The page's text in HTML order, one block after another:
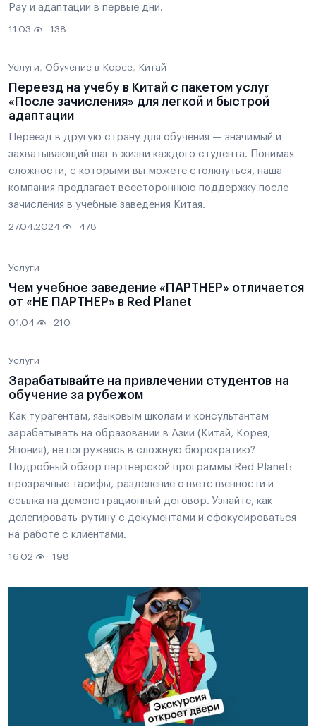
Pay и адаптации в первые дни.
11.03 138
Услуги Обучение в Корее Китай
Переезд на учебу в Китай с пакетом услуг
«После зачисления» для легкой и быстрой
адаптации
Переезд в другую страну для обучения — значимый и
захватывающий шаг в жизни каждого студента. Понимая
сложности, с которыми вы можете столкнуться, наша
компания предлагает всестороннюю поддержку после
зачисления в учебные заведения Китая.
27.04.2024 478
Услуги
Чем учебное заведение «ПАРТНЕР» отличается
от «НЕ ПАРТНЕР» в Red Planet
01.04 210
Услуги
Зарабатывайте на привлечении студентов на
обучение за рубежом
Как турагентам, языковым школам и консультантам
зарабатывать на образовании в Азии (Китай, Корея,
Япония), не погружаясь в сложную бюрократию?
Подробный обзор партнерской программы Red Planet:
прозрачные тарифы, разделение ответственности и
ссылка на демонстрационный договор. Узнайте, как
делегировать рутину с документами и сфокусироваться
на работе с клиентами.
16.02 198